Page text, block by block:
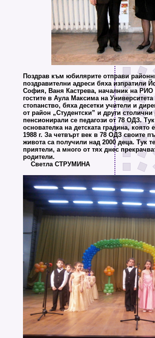
Поздрав към юбилярите отправи
поздравителни адреси бяха изпратили
София, Ваня Кастрева, началник на
гостите в Аула Максима на
стопанство, бяха десетки учители и
от район „Студентски” и други
пенсионирали се педагози от 78 ОДЗ.
основателка на детската градина, която
1988 г. За четвърт век в 78 ОДЗ своите
живота са получили над 2000 деца. Тук
приятели, а много от тях днес
родители.
Светла СТРУМИНА